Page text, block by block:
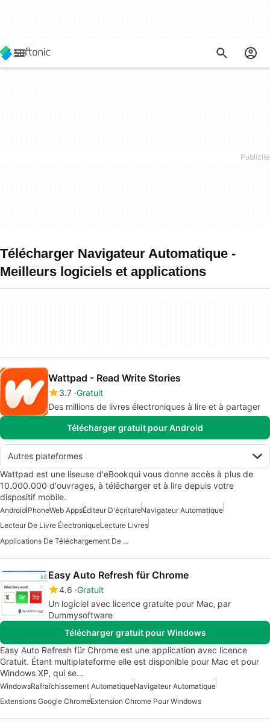
Télécharger Navigateur Automatique -
Meilleurs logiciels et applications
Wattpad - Read Write Stories
3.7 Gratuit
Des millions de livres électroniques à lire et à partager
Télécharger gratuit pour Android
Autres plateformes
Wattpad est une liseuse d'eBookqui vous donne accès à plus de
10.000.000 d'ouvrages, à télécharger et à lire depuis votre
dispositif mobile.
AndroidiPhoneWeb AppsÉditeur D'écritureNavigateur Automatique
Lecteur De Livre ÉlectroniqueLecture Livres
Applications De Téléchargement De Fanfictions
Easy Auto Refresh für Chrome
4.6 Gratuit
Un logiciel avec licence gratuite pour Mac‚ par
Dummysoftware
Télécharger gratuit pour Windows
Easy Auto Refresh für Chrome est une application avec licence
Gratuit. Étant multiplateforme elle est disponible pour Mac et pour
Windows XP, qui se…
WindowsRafraîchissement AutomatiqueNavigateur Automatique
Extensions Google ChromeExtension Chrome Pour Windows